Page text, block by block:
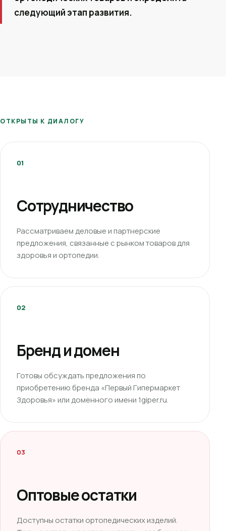
следующий этап развития.
ОТКРЫТЫ К ДИАЛОГУ
01
Сотрудничество
Рассматриваем деловые и партнерские
предложения, связанные с рынком товаров для
здоровья и ортопедии.
02
Бренд и домен
Готовы обсуждать предложения по
приобретению бренда «Первый Гипермаркет
Здоровья» или доменного имени 1giper.ru.
03
Оптовые остатки
Доступны остатки ортопедических изделий.